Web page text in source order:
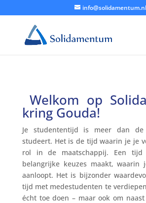
info@solidamentum.nl
Welkom op
kring Gouda!
Je studententijd is meer dan
studeert. Het is de tijd waarin je je
rol in de maatschappij. Een
belangrijke keuzes maakt, waarin
aanloopt. Het is bijzonder
tijd met medestudenten te
écht toe doen – maar ook om